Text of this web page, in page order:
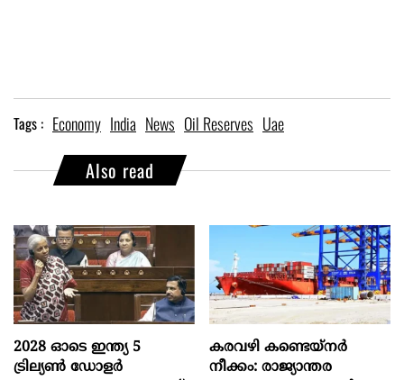
Tags : Economy India News Oil Reserves Uae
Also read
2028 ഓടെ ഇന്ത്യ 5
ട്രില്യണ്‍ ഡോളര്‍
കരവഴി കണ്ടെയ്നർ
നീക്കം: രാജ്യാന്തര